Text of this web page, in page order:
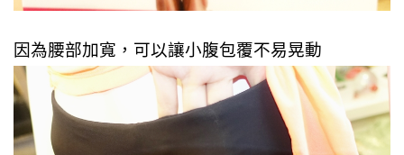
因為腰部加寬，可以讓小腹包覆不易晃動